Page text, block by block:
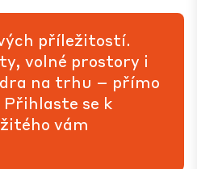
příležitostí.
volné prostory i
na trhu – přímo
Přihlaste se k
vám